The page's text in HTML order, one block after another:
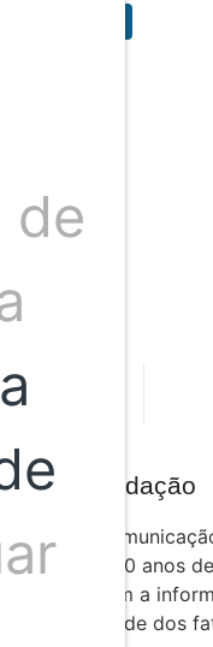
Redação
de
mais de 30 anos
é com a
da verdade dos
de